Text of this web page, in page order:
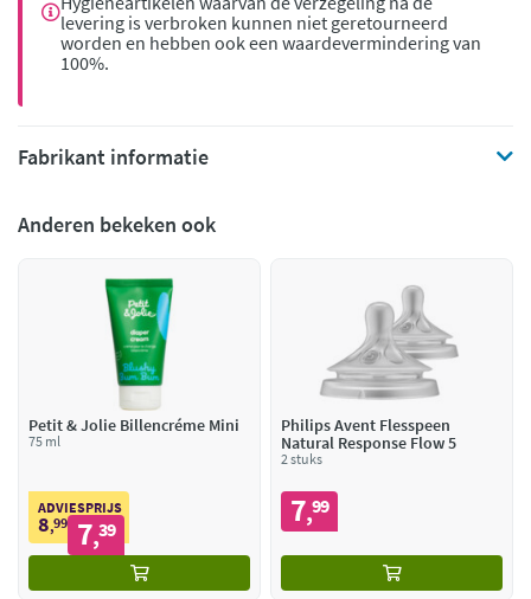
levering is verbroken kunnen niet geretourneerd
worden en hebben ook een waardevermindering van
100%.
Fabrikant informatie
Anderen bekeken ook
Petit & Jolie Billencréme Mini
75 ml
ADVIESPRIJS
8,99 7,39
Philips Avent Flesspeen
Natural Response Flow 5
2 stuks
7,99